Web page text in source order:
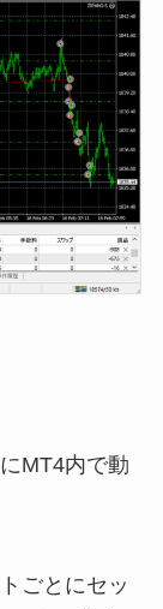
MT4内で動
ごとにセッ